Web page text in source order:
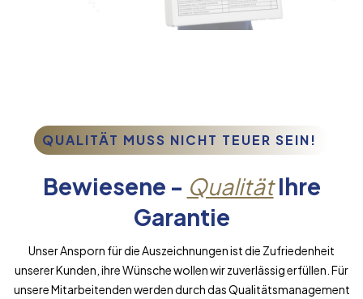
QUALITÄT MUSS NICHT TEUER SEIN!
Bewiesene - QualitätIhre
Garantie
Unser Ansporn für die Auszeichnungen ist die Zufriedenheit
unserer Kunden, ihre Wünsche wollen wir zuverlässig erfüllen. Für
unsere Mitarbeitenden werden durch das Qualitätsmanagement